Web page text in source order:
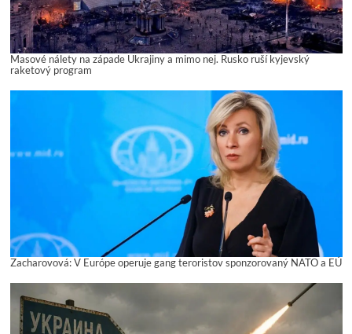
Masové nálety na západe Ukrajiny a mimo nej. Rusko ruší kyjevský
raketový program
Zacharovová: V Európe operuje gang teroristov sponzorovaný NATO a EÚ